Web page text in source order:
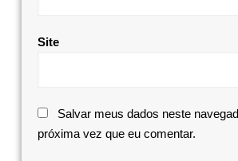
Site
Salvar meus dados neste
próxima vez que eu comentar.